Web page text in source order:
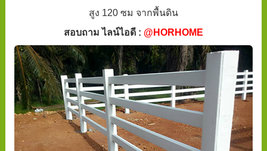
สูง 120 ซม จากพื้นดิน
สอบถาม ไลน์ไอดี : @HORHOME